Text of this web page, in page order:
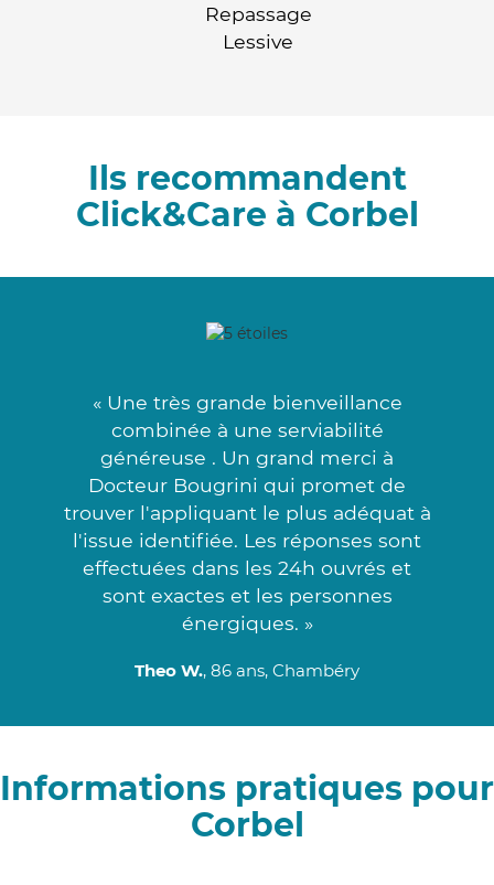
Repassage
Lessive
Ils recommandent
Click&Care à Corbel
« Une très grande bienveillance
combinée à une serviabilité
généreuse . Un grand merci à
Docteur Bougrini qui promet de
trouver l'appliquant le plus adéquat à
l'issue identifiée. Les réponses sont
effectuées dans les 24h ouvrés et
sont exactes et les personnes
énergiques. »
Theo W., 86 ans, Chambéry
Informations pratiques pour
Corbel